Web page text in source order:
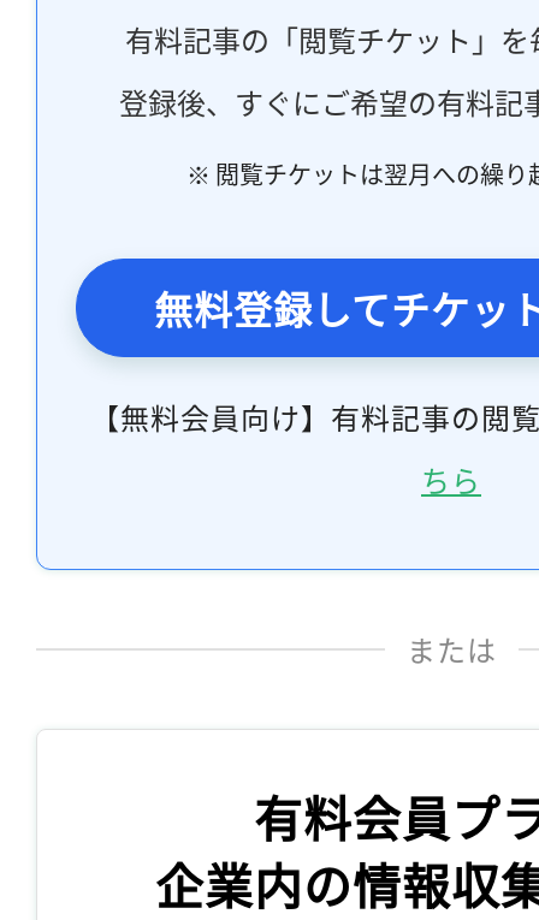
有料記事の「閲覧チケット」
登録後、すぐにご希望の有料記
※ 閲覧チケットは翌月への繰り
無料登録してチケッ
【無料会員向け】有料記事の閲
ちら
または
有料会員プ
企業内の情報収